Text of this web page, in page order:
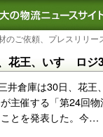
TODAY｜国内
のご依頼、プレスリリー
花王、いすゞロ
井倉庫は30日、花王
主催する「第24回
とを発表した。今…